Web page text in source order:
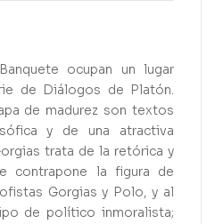
ocupan un lugar
de Diálogos de Platón.
de madurez son textos
y de una atractiva
trata de la retórica y
contrapone la figura de
Gorgias y Polo, y al
de político inmoralista;